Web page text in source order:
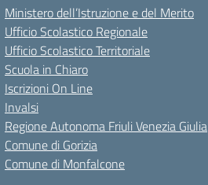
Ministero dell’Istruzione e del Merito
Ufficio Scolastico Regionale
Ufficio Scolastico Territoriale
Scuola in Chiaro
Iscrizioni On Line
Invalsi
Regione Autonoma Friuli Venezia Giulia
Comune di Gorizia
Comune di Monfalcone